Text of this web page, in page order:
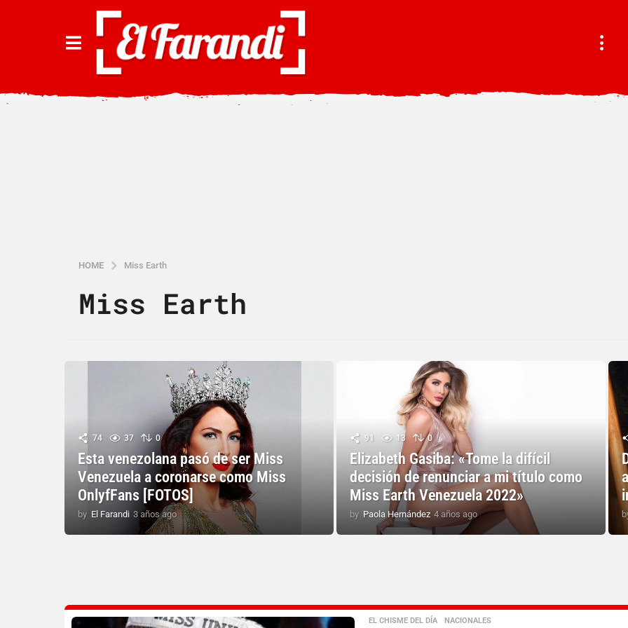
HOME Miss Earth
Miss Earth
74 37 0
Esta venezolana pasó de ser Miss
Venezuela a coronarse como Miss
OnlyfFans [FOTOS]
by El Farandi 3 años ago 3
o
91 13 0
Elizabeth Gasiba: «Tome la difícil
decisión de renunciar a mi título como
Miss Earth Venezuela 2022»
by Paola Hernández 4 años ago4
o
EL CHISME DEL DÍA ,NACIONALES